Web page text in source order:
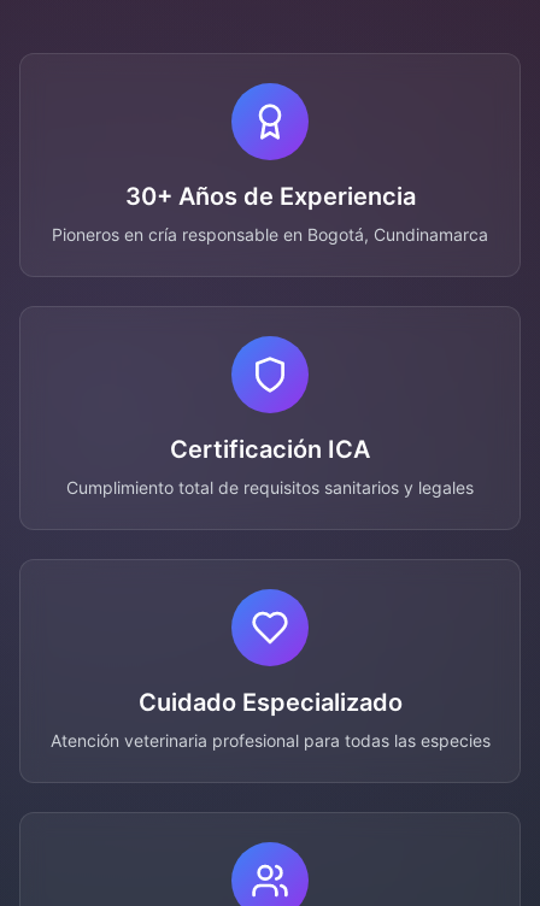
30+ Años de Experiencia
Pioneros en cría responsable en Bogotá, Cundinamarca
Certificación ICA
Cumplimiento total de requisitos sanitarios y legales
Cuidado Especializado
Atención veterinaria profesional para todas las especies